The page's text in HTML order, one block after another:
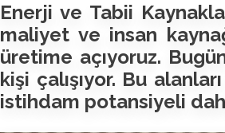
Enerji ve Tabii
maliyet ve insan
üretime açıyoruz.
kişi çalışıyor. Bu
istihdam potansiyeli